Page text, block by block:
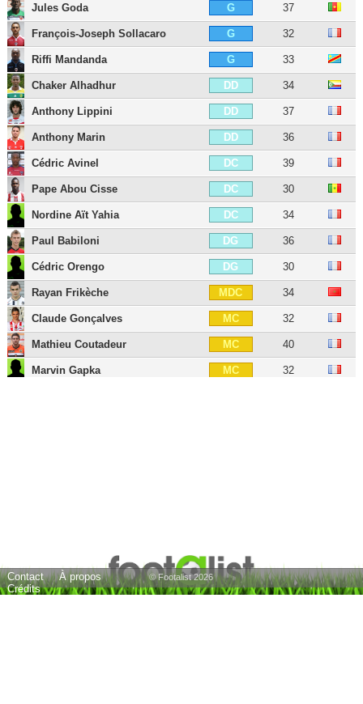
Jules Goda
G 37
François-Joseph Sollacaro G 32
Riffi Mandanda G 33
Chaker Alhadhur DD 34
Anthony Lippini DD 37
Anthony Marin DD 36
Cédric Avinel DC 39
Pape Abou Cisse DC 30
Nordine Aït Yahia DC 34
Paul Babiloni DG 36
Cédric Orengo DG 30
Rayan Frikèche MDC 34
Claude Gonçalves MC 32
Mathieu Coutadeur MC 40
Marvin Gapka MC 32
Hugo Vidémont AIG 33
Contact
À propos
Crédits
© Footalist 2026